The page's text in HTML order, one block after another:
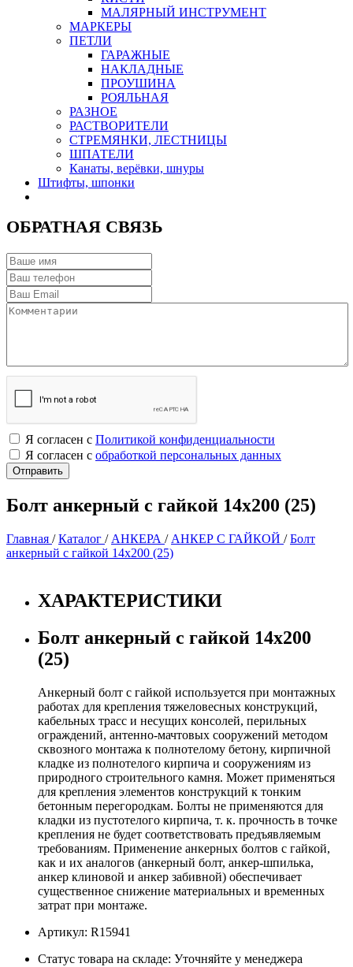
МАЛЯРНЫЙ ИНСТРУМЕНТ
МАРКЕРЫ
ПЕТЛИ
ГАРАЖНЫЕ
НАКЛАДНЫЕ
ПРОУШИНА
РОЯЛЬНАЯ
РАЗНОЕ
РАСТВОРИТЕЛИ
СТРЕМЯНКИ, ЛЕСТНИЦЫ
ШПАТЕЛИ
Канаты, верёвки, шнуры
Штифты, шпонки
ОБРАТНАЯ СВЯЗЬ
Я согласен с Политикой конфиденциальности
Я согласен с обработкой персональных данных
Болт анкерный с гайкой 14х200 (25)
Главная /Каталог / АНКЕРА / АНКЕР С ГАЙКОЙ /Болт
анкерный с гайкой 14х200 (25)
ХАРАКТЕРИСТИКИ
Болт анкерный с гайкой 14х200
(25)
Анкерный болт с гайкой используется при монтажных
работах для крепления тяжеловесных конструкций,
кабельных трасс и несущих консолей, перильных
ограждений, антенно-мачтовых сооружений методом
сквозного монтажа к полнотелому бетону, кирпичной
кладке из полнотелого кирпича и сооружениям из
природного строительного камня. Может применяться
для крепления элементов конструкций к тонким
бетонным перегородкам. Болты не применяются для
кладки из пустотелого кирпича, т. к. прочность в точке
крепления не будет соответствовать предъявляемым
требованиям. Применение анкерных болтов с гайкой,
как и их аналогов (анкерный болт, анкер-шпилька,
анкер клиновой и анкер забивной) обеспечивает
существенное снижение материальных и временных
затрат при монтаже.
Артикул: R15941
Статус товара на складе: Уточняйте у менеджера